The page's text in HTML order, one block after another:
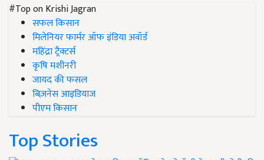
#Top on Krishi Jagran
सफल किसान
मिलेनियर फार्मर ऑफ इंडिया अवॉर्ड
महिंद्रा ट्रैक्टर्स
कृषि मशीनरी
जायद की फसल
बिज़नेस आइडियाज
पीएम किसान
Top Stories